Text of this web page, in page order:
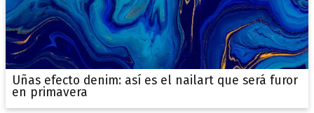
Uñas efecto denim: así es el nailart que será furor
en primavera